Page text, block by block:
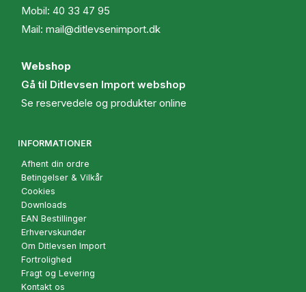
Mobil: 40 33 47 95
Mail: mail@ditlevsenimport.dk
Webshop
Gå til Ditlevsen Import webshop
Se reservedele og produkter online
INFORMATIONER
Afhent din ordre
Betingelser & Vilkår
Cookies
Downloads
EAN Bestillinger
Erhvervskunder
Om Ditlevsen Import
Fortrolighed
Fragt og Levering
Kontakt os